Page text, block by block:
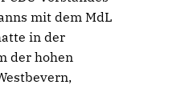
mit dem MdL
in der
der hohen